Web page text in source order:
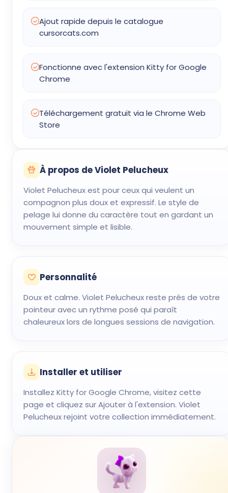
Ajout rapide depuis le catalogue
cursorcats.com
Fonctionne avec l'extension Kitty for Google
Chrome
Téléchargement gratuit via le Chrome Web
Store
À propos de Violet Pelucheux
Violet Pelucheux est pour ceux qui veulent un
compagnon plus doux et expressif. Le style de
pelage lui donne du caractère tout en gardant un
mouvement simple et lisible.
Personnalité
Doux et calme. Violet Pelucheux reste près de votre
pointeur avec un rythme posé qui paraît
chaleureux lors de longues sessions de navigation.
Installer et utiliser
Installez Kitty for Google Chrome, visitez cette
page et cliquez sur Ajouter à l'extension. Violet
Pelucheux rejoint votre collection immédiatement.